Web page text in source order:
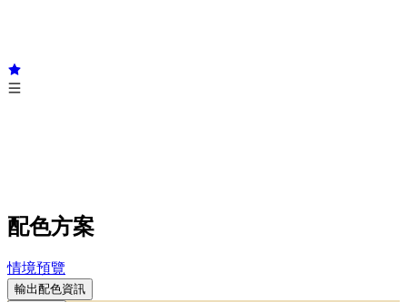
配色方案
情境預覽
輸出配色資訊